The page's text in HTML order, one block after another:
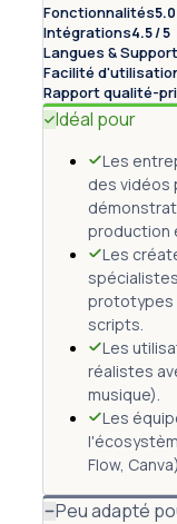
Fonctionnalités
Intégrations4.5 / 5
Langues & Support
Facilité
Rapport qualité-
Idéal pour
Les
des vidéos
production
Les
prototypes
scripts.
Les
réalistes
musique).
Les
Flow, Canva).
Peu adapté